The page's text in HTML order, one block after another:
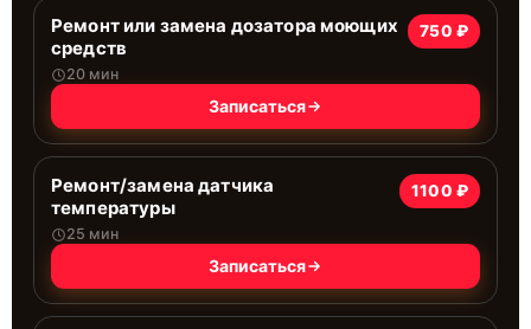
Ремонт или замена дозатора моющих
средств
20 мин
750 ₽
Записаться
Ремонт/замена датчика
температуры
25 мин
1100 ₽
Записаться